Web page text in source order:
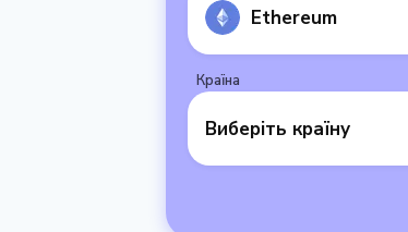
Ethereum
Країна
Виберіть країну